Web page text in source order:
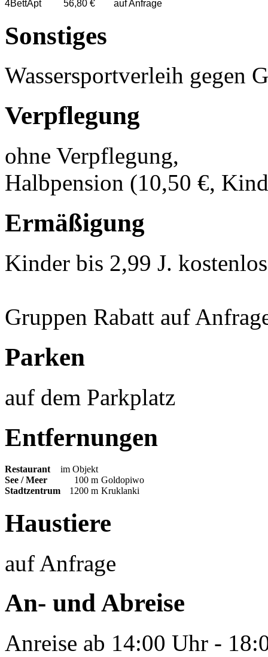
4BettApt 56,80 € auf Anfrage
Sonstiges
Wassersportverleih gegen
Verpflegung
ohne Verpflegung,
Halbpension (10,50 €,
Ermäßigung
Kinder bis 2,99 J.
Gruppen Rabatt auf
Parken
auf dem Parkplatz
Entfernungen
Restaurant
im Objekt
See / Meer
100 m Goldopiwo
Stadtzentrum
1200 m Kruklanki
Haustiere
auf Anfrage
An- und Abreise
Anreise ab 14:00 Uhr -